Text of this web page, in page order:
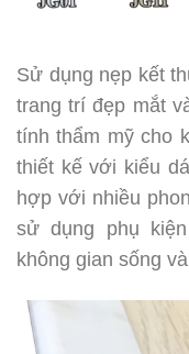
Sử dụng nẹp kết
trang trí đẹp mắt
tính thẩm mỹ cho
thiết kế với kiểu
hợp với nhiều
sử dụng phụ
không gian sống